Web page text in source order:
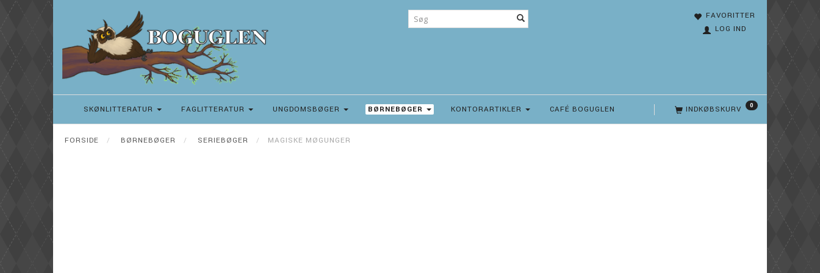
FAVORITTER
LOG IND
INDKØBSKURV 0
SKØNLITTERATUR FAGLITTERATUR UNGDOMSBØGER BØRNEBØGER KONTORARTIKLER CAFÉ BOGUGLEN
FORSIDE BØRNEBØGER SERIEBØGER MAGISKE MØGUNGER